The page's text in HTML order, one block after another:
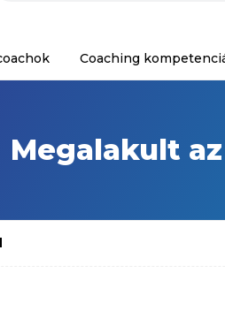
Coaching
Megalakult